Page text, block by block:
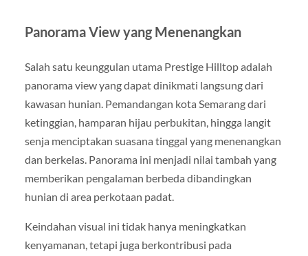
Panorama View yang Menenangkan
Salah satu keunggulan utama Prestige Hilltop adalah
panorama view yang dapat dinikmati langsung dari
kawasan hunian. Pemandangan kota Semarang dari
ketinggian, hamparan hijau perbukitan, hingga langit
senja menciptakan suasana tinggal yang menenangkan
dan berkelas. Panorama ini menjadi nilai tambah yang
memberikan pengalaman berbeda dibandingkan
hunian di area perkotaan padat.
Keindahan visual ini tidak hanya meningkatkan
kenyamanan, tetapi juga berkontribusi pada